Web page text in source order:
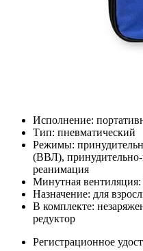
Исполнение:
Тип: пневматический
Режимы:
(ВВЛ),
реанимация
Минутная
Назначение: для
В комплекте:
редуктор
Регистрационное